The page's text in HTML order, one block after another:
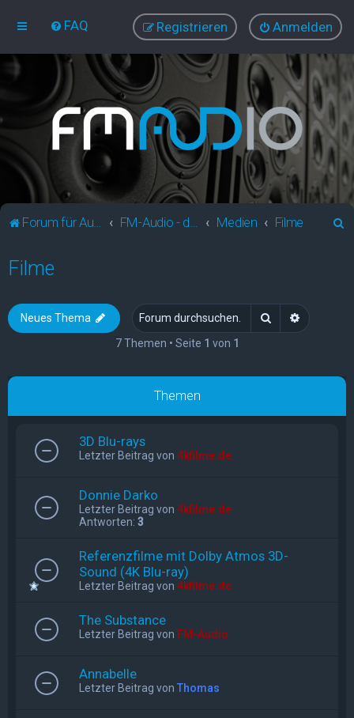
FAQ Anmelden
Registrieren
Forum für Audio und Video Medien Filme
Filme
Neues Thema Suche
7 Themen • Seite 1 von 1
Themen
3D Blu-rays
Letzter Beitrag von 4kfilme.de
Donnie Darko
Letzter Beitrag von 4kfilme.de
Antworten: 3
Referenzfilme mit Dolby Atmos 3D-
Sound (4K Blu-ray)
Letzter Beitrag von 4kfilme.de
The Substance
Letzter Beitrag von FM-Audio
Annabelle
Letzter Beitrag von Thomas